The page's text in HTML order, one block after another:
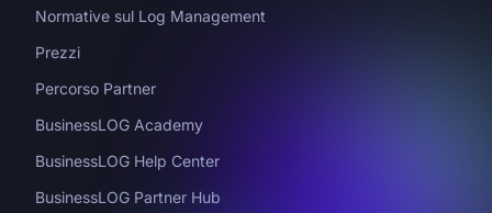
Normative sul Log Management
Prezzi
Percorso Partner
BusinessLOG Academy
BusinessLOG Help Center
BusinessLOG Partner Hub